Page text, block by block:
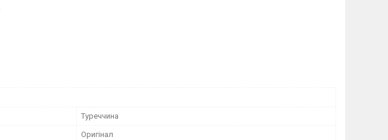
Туреччина
Оригінал